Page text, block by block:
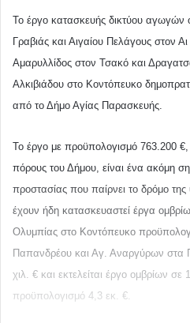
Το έργο κατασκευής δικτύου αγωγών
Γραβιάς και Αιγαίου Πελάγους στον
Αμαρυλλίδος στον Τσακό και
Αλκιβιάδου στο Κοντόπευκο
από το Δήμο Αγίας Παρασκευής.
Το έργο με προϋπολογισμό 763.200 €,
πόρους του Δήμου, είναι ένα ακόμη
προστασίας που παίρνει το δρόμο της
έχουν ήδη κατασκευαστεί έργα
Ολυμπίας στο Κοντόπευκο
Παπανδρέου και Αγ. Αναργύρων στα
χιλ. € και εκτελείται έργο ομβρίων σε
προϋπολογισμό 4,3 εκ €